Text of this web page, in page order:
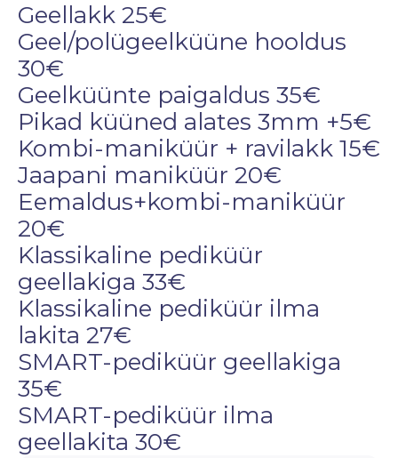
Geellakk 25€
Geel/polügeelküüne hooldus
30€
Geelküünte paigaldus 35€
Pikad küüned alates 3mm +5€
Kombi-maniküür + ravilakk 15€
Jaapani maniküür 20€
Eemaldus+kombi-maniküür
20€
Klassikaline pediküür
geellakiga 33€
Klassikaline pediküür ilma
lakita 27€
SMART-pediküür geellakiga
35€
SMART-pediküür ilma
geellakita 30€